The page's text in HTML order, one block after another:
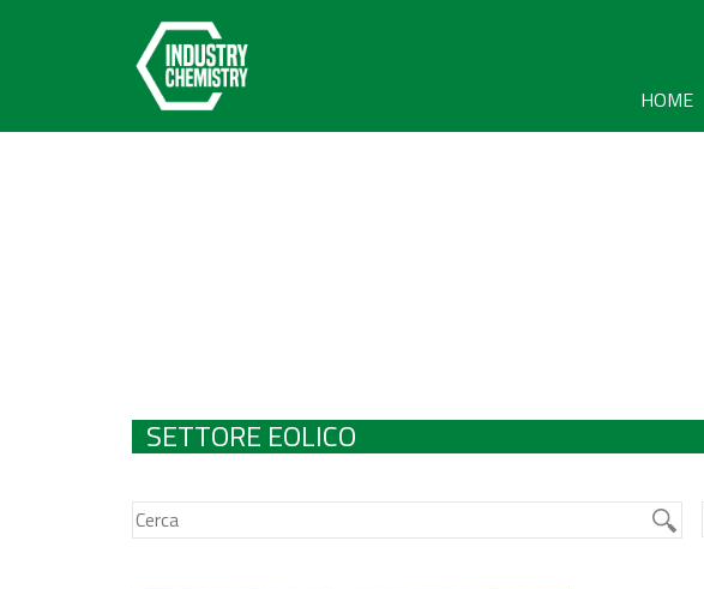
HOME
SETTORE EOLICO